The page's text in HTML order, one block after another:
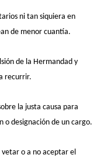
ni tan siquiera en
de menor cuantía.
de la Hermandad y
recurrir.
la justa causa para
o designación de un cargo.
o a no aceptar el